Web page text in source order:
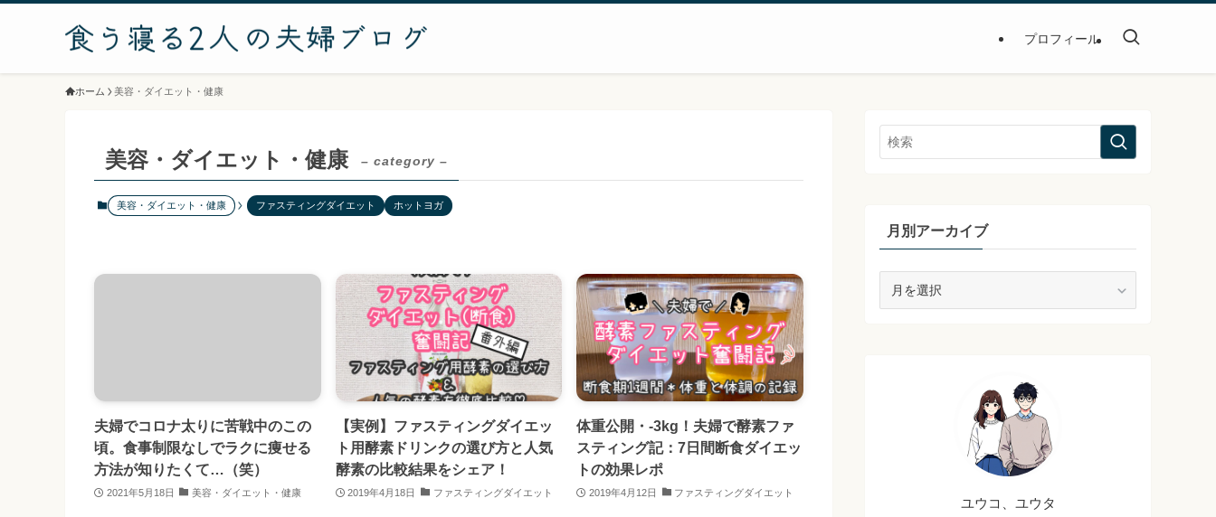
プロフィール
ホーム 美容・ダイエット・健康
美容・ダイエット・健康 – category –
美容・ダイエット・健康 ファスティングダイエット ホットヨガ
夫婦でコロナ太りに苦戦中のこの
頃。食事制限なしでラクに痩せる
方法が知りたくて…（笑）
2021年5月18日 美容・ダイエット・健康
【実例】ファスティングダイエッ
ト用酵素ドリンクの選び方と人気
酵素の比較結果をシェア！
2019年4月18日 ファスティングダイエット
体重公開・-3kg！夫婦で酵素ファ
スティング記：7日間断食ダイエッ
トの効果レポ
2019年4月12日 ファスティングダイエット
月別アーカイブ
ユウコ、ユウタ